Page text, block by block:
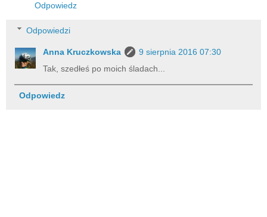
Odpowiedz
Odpowiedzi
Anna Kruczkowska
9 sierpnia 2016 07:30
Tak, szedłeś po moich śladach...
Odpowiedz